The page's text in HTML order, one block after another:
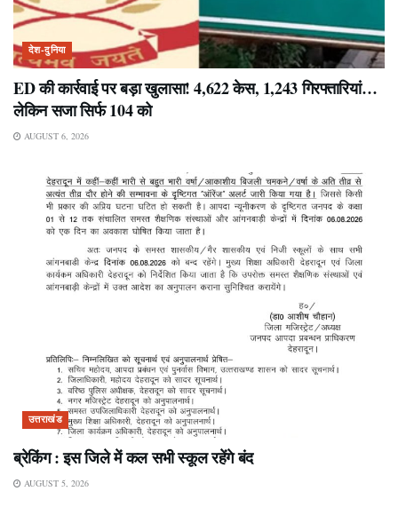
देश-दुनिया
ED की कार्रवाई पर बड़ा खुलासा! 4,622 केस, 1,243 गिरफ्तारियां…
लेकिन सजा सिर्फ 104 को
AUGUST 6, 2026
उत्तराखंड
ब्रेकिंग : इस जिले में कल सभी स्कूल रहेंगे बंद
AUGUST 5, 2026